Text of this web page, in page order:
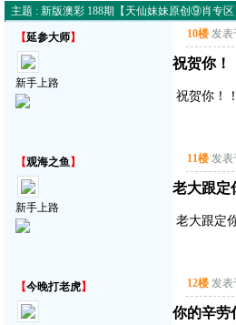
主题 : 新版澳彩 188期【天仙妹妹原创⑨肖专
【延参大师】
新手上路
10楼 发表
祝贺你！
祝贺你！
【观海之鱼】
新手上路
11楼 发表
老大跟定
老大跟定
【今晚打老虎】 12楼 发表
你的辛劳